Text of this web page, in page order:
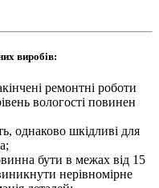
виробів:
ремонтні роботи
вологості повинен
однаково шкідливі для
бути в межах від 15
нерівномірне